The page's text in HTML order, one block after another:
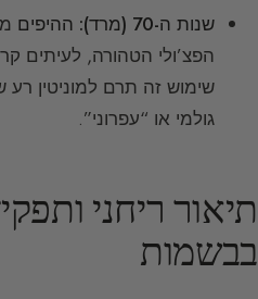
שנות ה-70 (מרד):
ההיפים
הפצ’ולי הטהורה, לעיתים
שימוש זה תרם למוניטין
גולמי או “עפרוני”.
תיאור ריחני
בבשמות